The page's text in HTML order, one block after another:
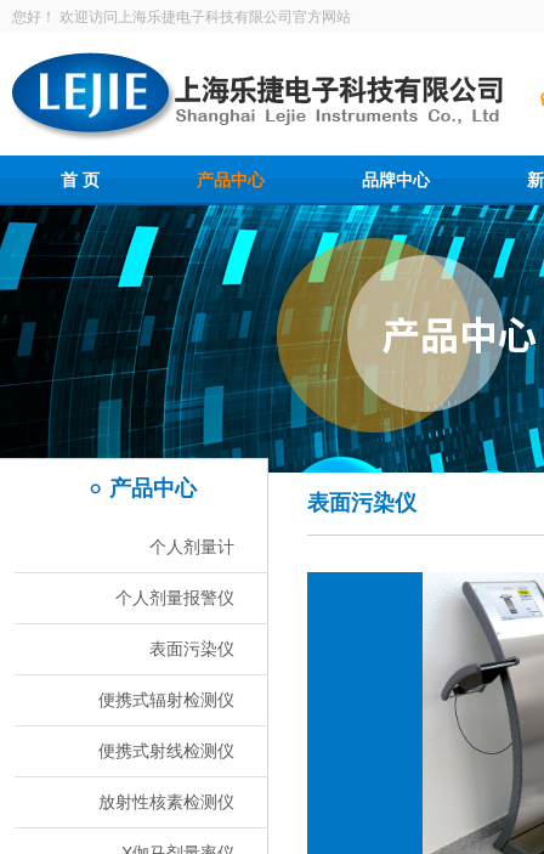
您好！ 欢迎访问上海乐捷电子科技有限公司官方网站
首 页 产品中心 品牌中心
产品中心
个人剂量计
个人剂量报警仪
表面污染仪
便携式辐射检测仪
便携式射线检测仪
放射性核素检测仪
表面污染仪